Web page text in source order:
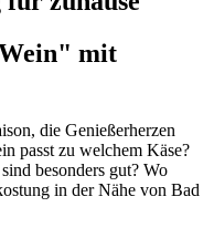
mit
die Genießerherzen
passt zu welchem Käse?
besonders gut? Wo
in der Nähe von Bad